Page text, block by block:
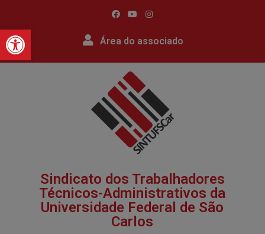
Barra de Ferramentas
Área do associado
Sindicato dos Trabalhadores
Técnicos-Administrativos da
Universidade Federal de São
Carlos​